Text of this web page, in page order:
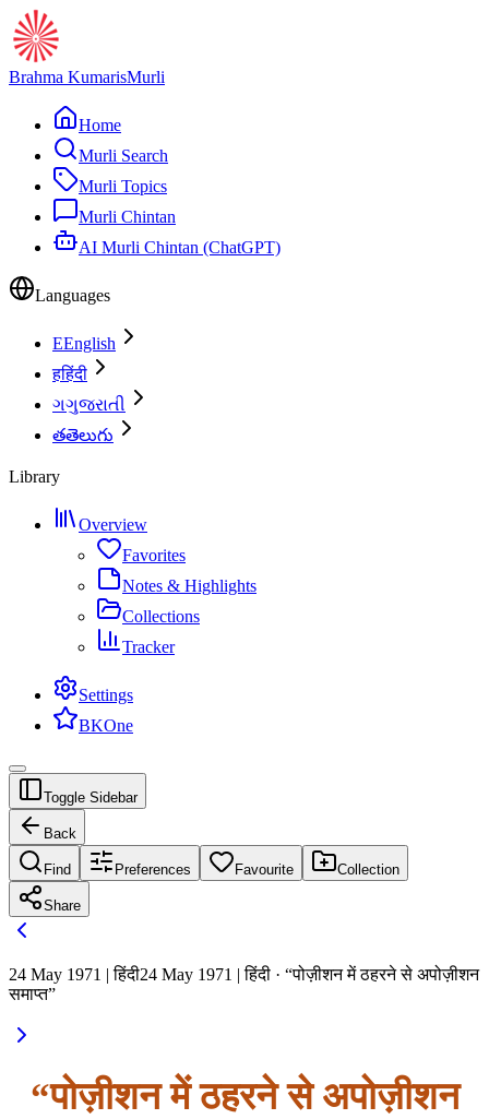
Brahma KumarisMurli
Home
Murli Search
Murli Topics
Murli Chintan
AI Murli Chintan (ChatGPT)
Languages
EEnglish
हहिंदी
ગગુજરાતી
తతెలుగు
Library
Overview
Favorites
Notes & Highlights
Collections
Tracker
Settings
BKOne
Toggle Sidebar
Back
Find Preferences Favourite Collection
Share
24 May 1971 | हिंदी24 May 1971 | हिंदी · “पोज़ीशन में ठहरने से अपोज़ीशन
समाप्त”
“पोज़ीशन में ठहरने से अपोज़ीशन